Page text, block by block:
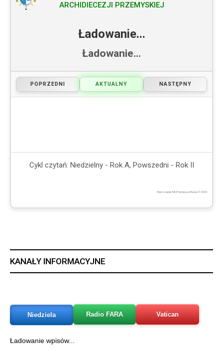
ARCHIDIECEZJI PRZEMYSKIEJ
Ładowanie...
Ładowanie...
POPRZEDNI AKTUALNY NASTĘPNY
Cykl czytań: Niedzielny - Rok A, Powszedni - Rok II
Wykonanie: MI-IT Ireneusz Baran © 2025
KANAŁY INFORMACYJNE
Niedziela Radio FARA Vatican
Ładowanie wpisów...